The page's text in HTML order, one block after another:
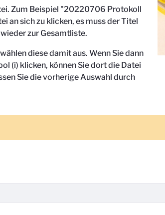
Zum Beispiel "20220706 Protokoll
an sich zu klicken, es muss der Titel
zur Gesamtliste.
diese damit aus. Wenn Sie dann
(i) klicken, können Sie dort die Datei
Sie die vorherige Auswahl durch